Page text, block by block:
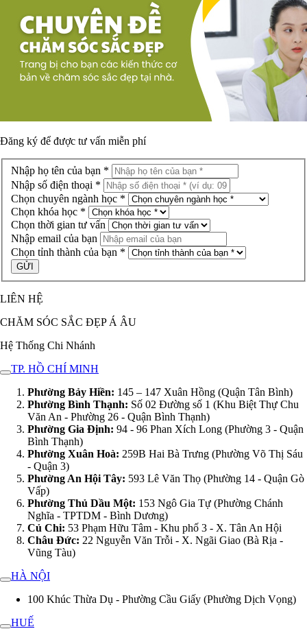
Đăng ký để được tư vấn miễn phí
Nhập họ tên của bạn *
Nhập số điện thoại *
Chọn chuyên ngành học *
Chọn khóa học *
Chọn thời gian tư vấn
Nhập email của bạn
Chọn tỉnh thành của bạn *
LIÊN HỆ
CHĂM SÓC SẮC ĐẸP Á ÂU
Hệ Thống Chi Nhánh
TP. HỒ CHÍ MINH
Phường Bảy Hiền: 145 – 147 Xuân Hồng (Quận Tân Bình)
Phường Bình Thạnh: Số 02 Đường số 1 (Khu Biệt Thự Chu
Văn An - Phường 26 - Quận Bình Thạnh)
Phường Gia Định: 94 - 96 Phan Xích Long (Phường 3 - Quận
Bình Thạnh)
Phường Xuân Hoà: 259B Hai Bà Trưng (Phường Võ Thị Sáu
- Quận 3)
Phường An Hội Tây: 593 Lê Văn Thọ (Phường 14 - Quận Gò
Vấp)
Phường Thủ Dầu Một: 153 Ngô Gia Tự (Phường Chánh
Nghĩa - TPTDM - Bình Dương)
Củ Chi: 53 Phạm Hữu Tâm - Khu phố 3 - X. Tân An Hội
Châu Đức: 22 Nguyễn Văn Trỗi - X. Ngãi Giao (Bà Rịa -
Vũng Tàu)
HÀ NỘI
100 Khúc Thừa Dụ - Phường Cầu Giấy (Phường Dịch Vọng)
HUẾ